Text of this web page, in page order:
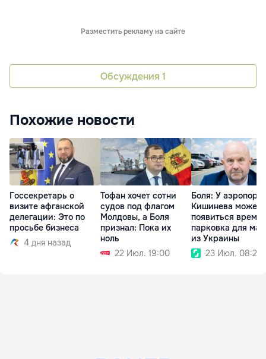
Разместить рекламу на сайте
Обсуждения 1
Похожие новости
Госсекретарь о
визите афганской
делегации: Это по
просьбе бизнеса
4 дня назад
Тофан хочет сотни
судов под флагом
Молдовы, а Боля
признал: Пока их
ноль
22 Июл. 19:00
Боля: У аэропорта
Кишинева может
появиться
парковка для
из Украины
23 Июл. 08:28